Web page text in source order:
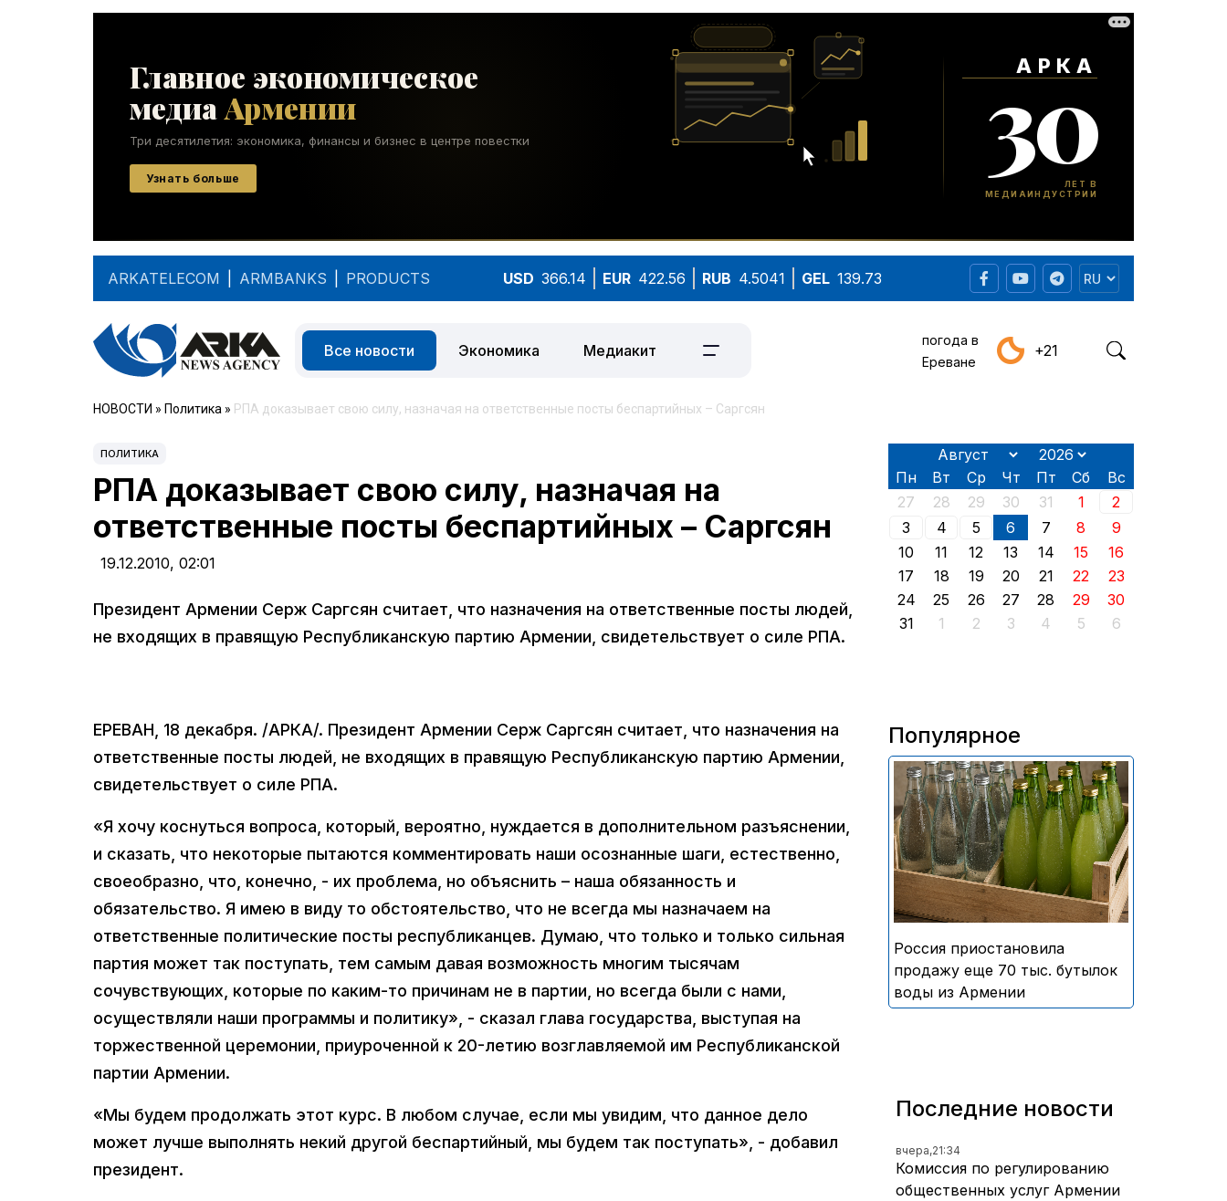
ARKATELECOM ARMBANKS PRODUCTS USD 366.14 EUR 422.56 RUB 4.5041 GEL 139.73
Все новости Экономика Медиакит
погода в
Ереване
+21
НОВОСТИ » Политика » РПА доказывает свою силу, назначая на ответственные посты беспартийных – Саргсян
ПОЛИТИКА
РПА доказывает свою силу, назначая на
ответственные посты беспартийных – Саргсян
19.12.2010, 02:01
Президент Армении Серж Саргсян считает, что назначения на ответственные посты людей,
не входящих в правящую Республиканскую партию Армении, свидетельствует о силе РПА.
ЕРЕВАН, 18 декабря. /АРКА/. Президент Армении Серж Саргсян считает, что назначения на
ответственные посты людей, не входящих в правящую Республиканскую партию Армении,
свидетельствует о силе РПА.
«Я хочу коснуться вопроса, который, вероятно, нуждается в дополнительном разъяснении,
и сказать, что некоторые пытаются комментировать наши осознанные шаги, естественно,
своеобразно, что, конечно, - их проблема, но объяснить – наша обязанность и
обязательство. Я имею в виду то обстоятельство, что не всегда мы назначаем на
ответственные политические посты республиканцев. Думаю, что только и только сильная
партия может так поступать, тем самым давая возможность многим тысячам
сочувствующих, которые по каким-то причинам не в партии, но всегда были с нами,
осуществляли наши программы и политику», - сказал глава государства, выступая на
торжественной церемонии, приуроченной к 20-летию возглавляемой им Республиканской
партии Армении.
«Мы будем продолжать этот курс. В любом случае, если мы увидим, что данное дело
может лучше выполнять некий другой беспартийный, мы будем так поступать», - добавил
президент.
Пн Вт Ср Чт Пт Сб
Вс
27
28 29 30 31 1
2
3
4 5 6 7 8
9
10
11 12 13 14 15
16
17
18 19 20 21 22
23
24
25 26 27 28 29
30
31
1 2 3 4 5 6
Популярное
В России приостановили
продажу более 70 тыс.
бутылок питьевой воды и
безалкогольных напитков
армянского производства
Россия приостановила
продажу еще 70 тыс. бутылок
воды из Армении
Последние новости
вчера,21:34
Комиссия по регулированию
общественных услуг Армении